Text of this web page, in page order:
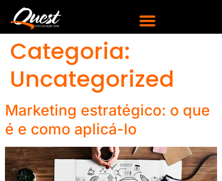
Categoria:
Uncategorized
Marketing estratégico: o que
é e como aplicá-lo